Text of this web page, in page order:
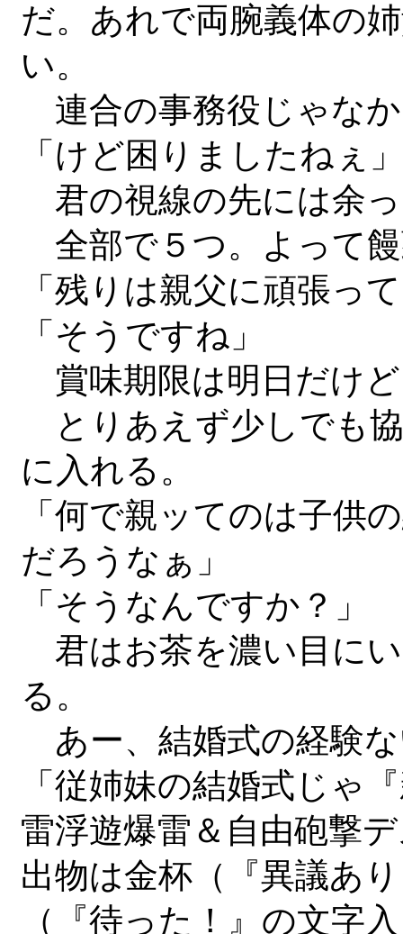
だ。あれで両腕義体の
い。
連合の事務役じゃな
「けど困りましたねぇ」
君の視線の先には余
全部で５つ。よって
「残りは親父に頑張っ
「そうですね」
賞味期限は明日だけ
とりあえず少しでも
に入れる。
「何で親ッてのは子供
だろうなぁ」
「そうなんですか？」
君はお茶を濃い目に
る。
あー、結婚式の経験
「従姉妹の結婚式じゃ
雷浮遊爆雷＆自由砲撃
出物は金杯（『異議あ
（『待った！』の文字